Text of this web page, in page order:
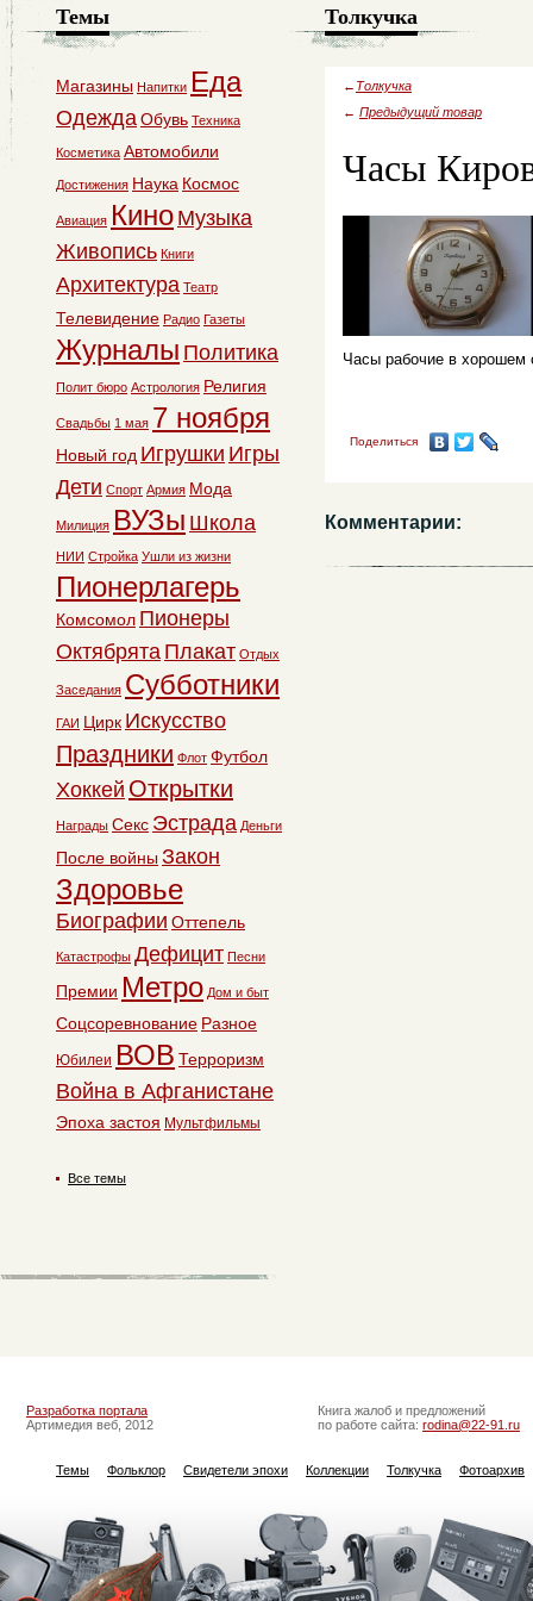
Толкучка
← Толкучка
← Предыдущий товар
Часы
Часы рабочие в хорошем
Поделиться
Комментарии:
Темы
Магазины Напитки Еда
ОдеждаОбувь Техника
Косметика Автомобили
Достижения Наука Космос
Авиация Кино Музыка
Живопись Книги
Архитектура Театр
Телевидение Радио Газеты
Журналы Политика
Полит бюро Астрология Религия
Свадьбы 1 мая 7 ноября
Новый год Игрушки Игры
Дети Спорт Армия Мода
Милиция ВУЗы Школа
НИИ Стройка Ушли из жизни
Пионерлагерь
Комсомол Пионеры
Октябрята Плакат Отдых
Заседания Субботники
ГАИ Цирк Искусство
Праздники Флот Футбол
Хоккей Открытки
Награды Секс Эстрада Деньги
После войны Закон
Здоровье
Биографии Оттепель
Катастрофы Дефицит Песни
Премии Метро Дом и быт
Соцсоревнование Разное
Юбилеи ВОВ Терроризм
Война в Афганистане
Эпоха застоя Мультфильмы
Все темы
Разработка портала
Артимедия веб, 2012
Книга жалоб и предложений
по работе сайта: rodina@22-91.ru
Темы Фольклор Свидетели эпохи Коллекции Толкучка Фотоархив